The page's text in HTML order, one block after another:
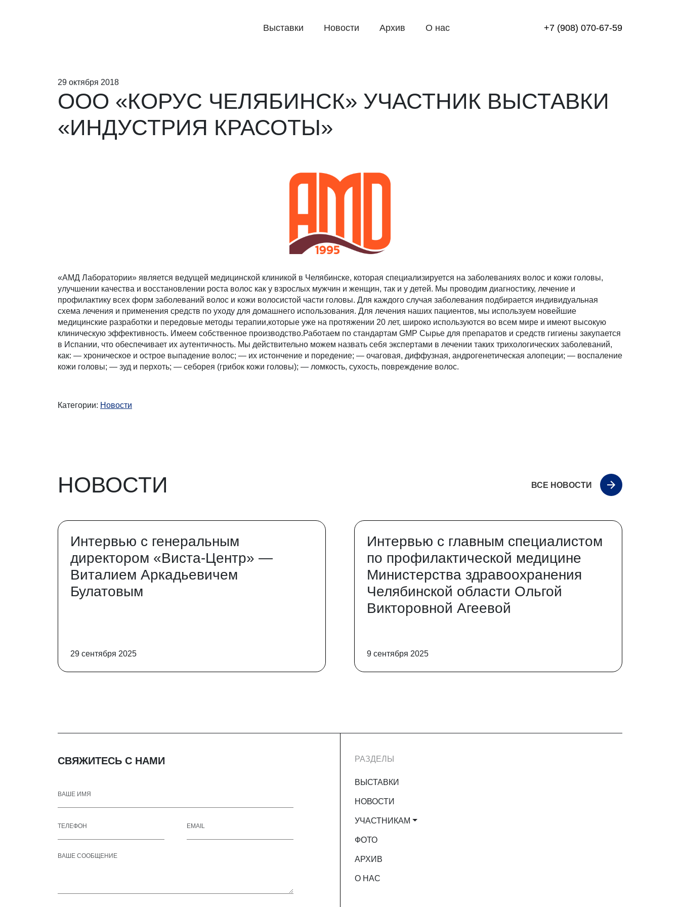
Выставки Новости Архив О нас +7 (908) 070-67-59
29 октября 2018
ООО «КОРУС ЧЕЛЯБИНСК» УЧАСТНИК ВЫСТАВКИ
«ИНДУСТРИЯ КРАСОТЫ»
«АМД Лаборатории» является ведущей медицинской клиникой в Челябинске, которая специализируется на заболеваниях волос и кожи головы,
улучшении качества и восстановлении роста волос как у взрослых мужчин и женщин, так и у детей. Мы проводим диагностику, лечение и
профилактику всех форм заболеваний волос и кожи волосистой части головы. Для каждого случая заболевания подбирается индивидуальная
схема лечения и применения средств по уходу для домашнего использования. Для лечения наших пациентов, мы используем новейшие
медицинские разработки и передовые методы терапии,которые уже на протяжении 20 лет, широко используются во всем мире и имеют высокую
клиническую эффективность. Имеем собственное производство.Работаем по стандартам GMP Сырье для препаратов и средств гигиены закупается
в Испании, что обеспечивает их аутентичность. Мы действительно можем назвать себя экспертами в лечении таких трихологических заболеваний,
как: — хроническое и острое выпадение волос; — их истончение и поредение; — очаговая, диффузная, андрогенетическая алопеции; — воспаление
кожи головы; — зуд и перхоть; — себорея (грибок кожи головы); — ломкость, сухость, повреждение волос.
Категории: Новости
НОВОСТИ ВСЕ НОВОСТИ
Интервью с генеральным
директором «Виста-Центр» —
Виталием Аркадьевичем
Булатовым
29 сентября 2025
Интервью с главным специалистом
по профилактической медицине
Министерства здравоохранения
Челябинской области Ольгой
Викторовной Агеевой
9 сентября 2025
СВЯЖИТЕСЬ С НАМИ РАЗДЕЛЫ
ВЫСТАВКИ
НОВОСТИ
УЧАСТНИКАМ
ФОТО
АРХИВ
О НАС